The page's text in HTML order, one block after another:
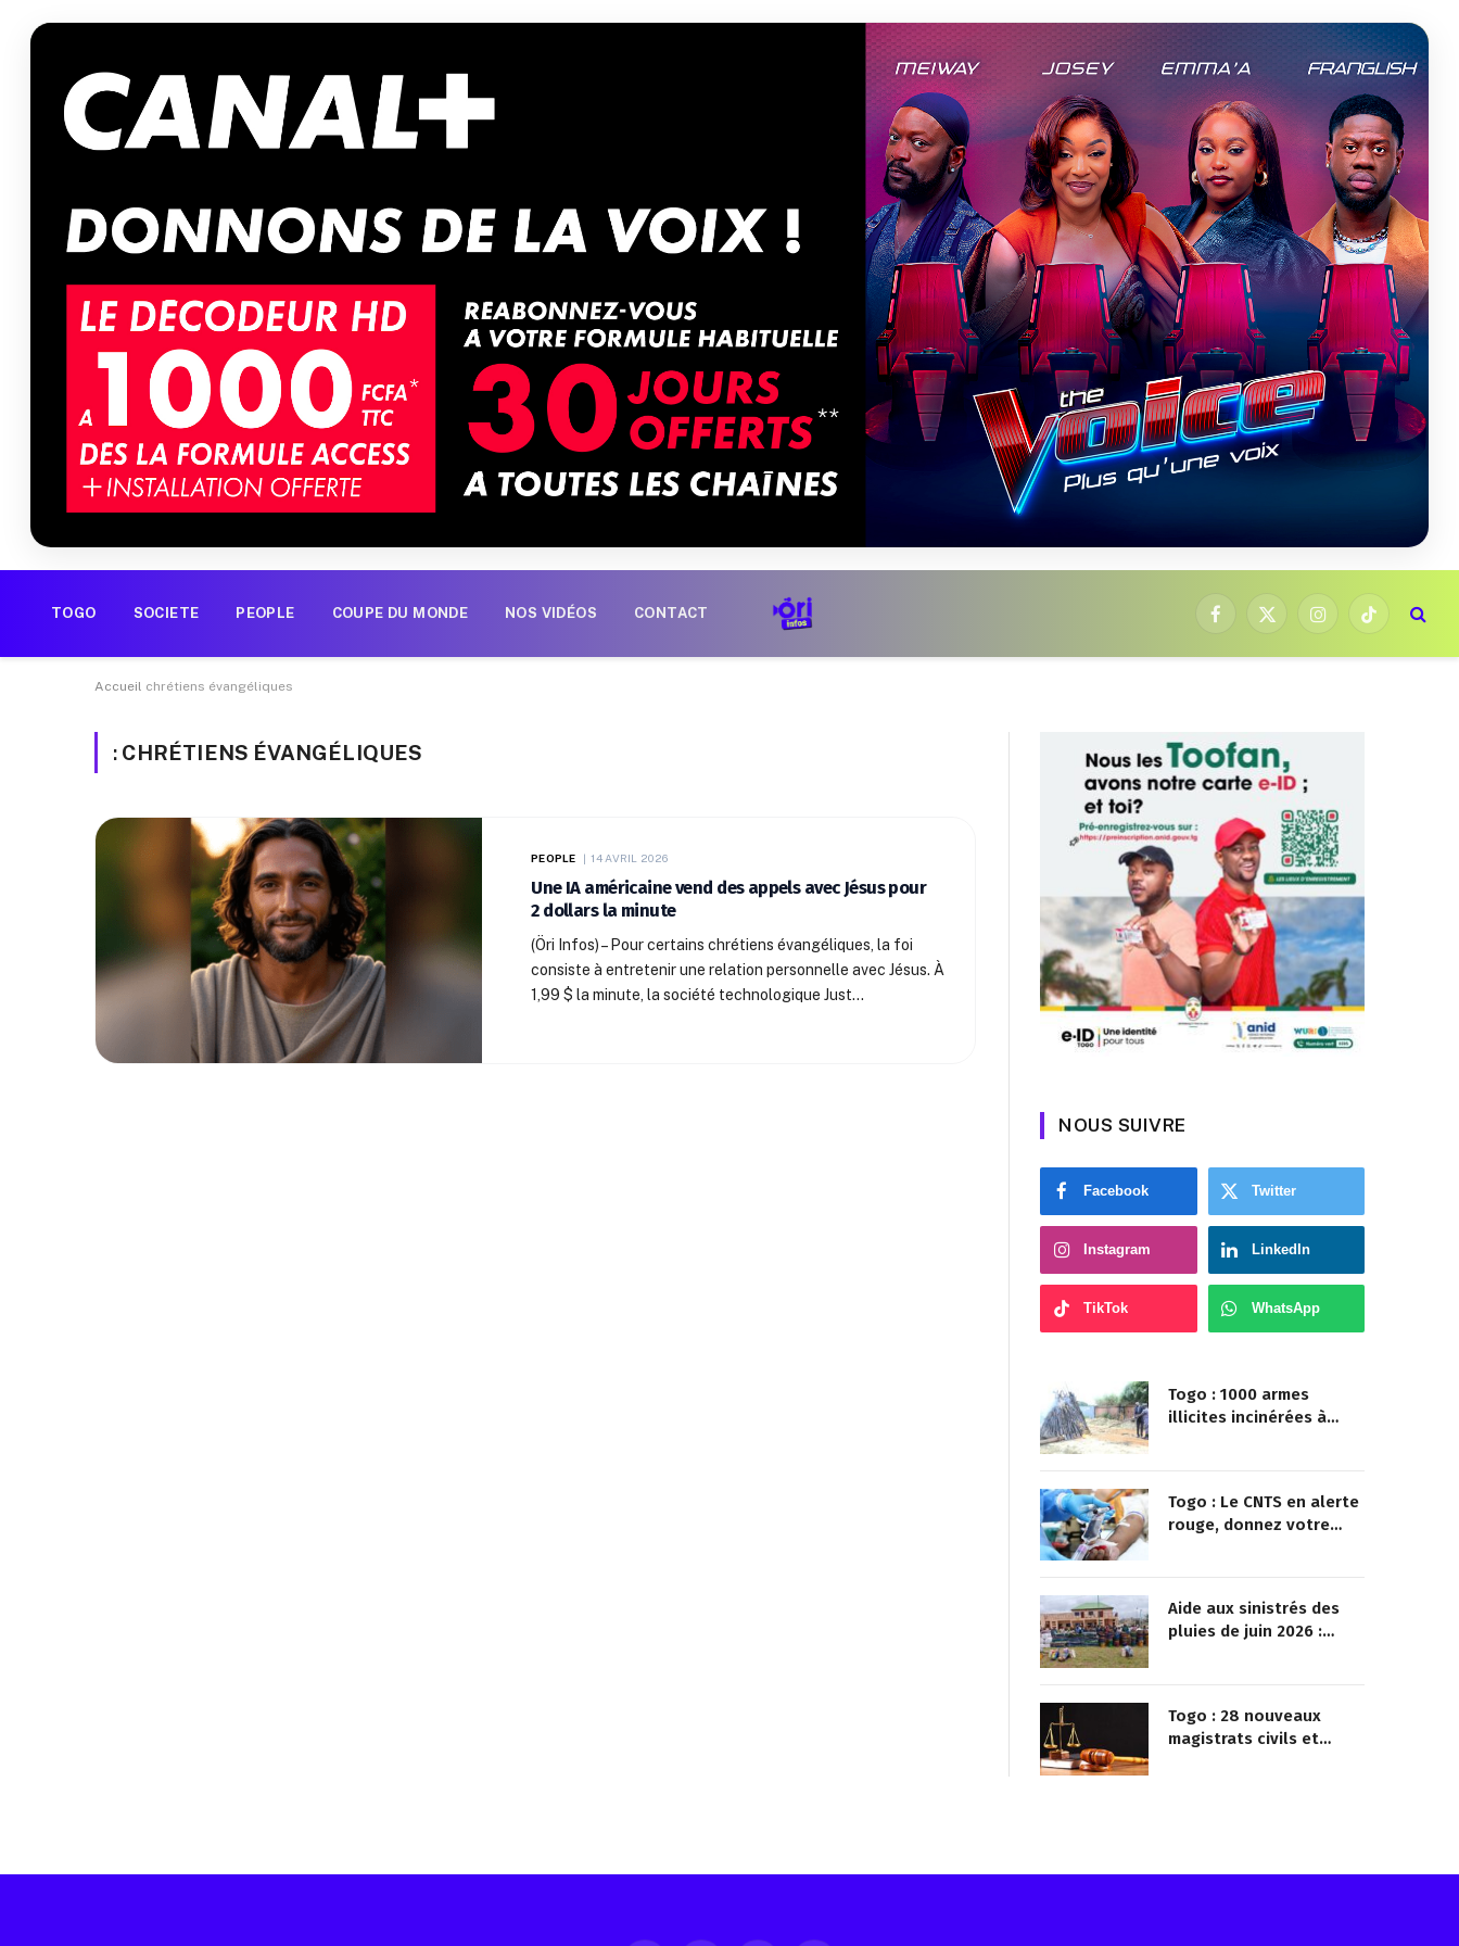
TOGO SOCIETE PEOPLE COUPE DU MONDE NOS VIDÉOS CONTACT
Facebook
X
InstagramTikTok
Accueil chrétiens évangéliques
: CHRÉTIENS ÉVANGÉLIQUES
PEOPLE 14 AVRIL 2026
Une IA américaine vend des appels avec Jésus pour
2 dollars la minute
(Öri Infos) – Pour certains chrétiens évangéliques, la foi
consiste à entretenir une relation personnelle avec Jésus. À
1,99 $ la minute, la société technologique Just…
NOUS SUIVRE
Facebook Twitter
Instagram LinkedIn
TikTok WhatsApp
Togo : 1000 armes
illicites incinérées à
Togo : Le CNTS en alerte
rouge, donnez votre
Aide aux sinistrés des
pluies de juin 2026 :
Togo : 28 nouveaux
magistrats civils et